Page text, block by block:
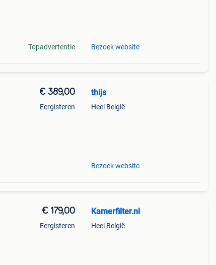
Topadvertentie Bezoek website
€ 389,00
Eergisteren
thijs
Heel België
Bezoek website
€ 179,00
Eergisteren
Kamerfilter.nl
Heel België